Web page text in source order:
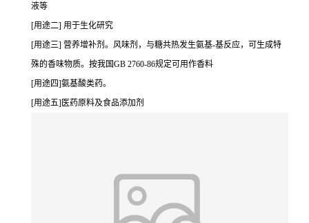
液等
[用途二] 用于生化研究
[用途三] 营养增补剂。风味剂，与糖共热发生氨基-基反应，可生成特
殊的香味物质。按我国GB 2760-86规定可用作香料
[用途四]氨基酸类药。
[用途五]医药原料及食品添加剂